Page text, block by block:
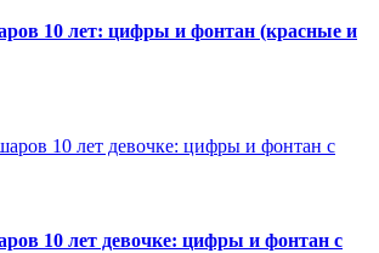
10 лет: цифры и фонтан (красные и
10 лет девочке: цифры и фонтан с